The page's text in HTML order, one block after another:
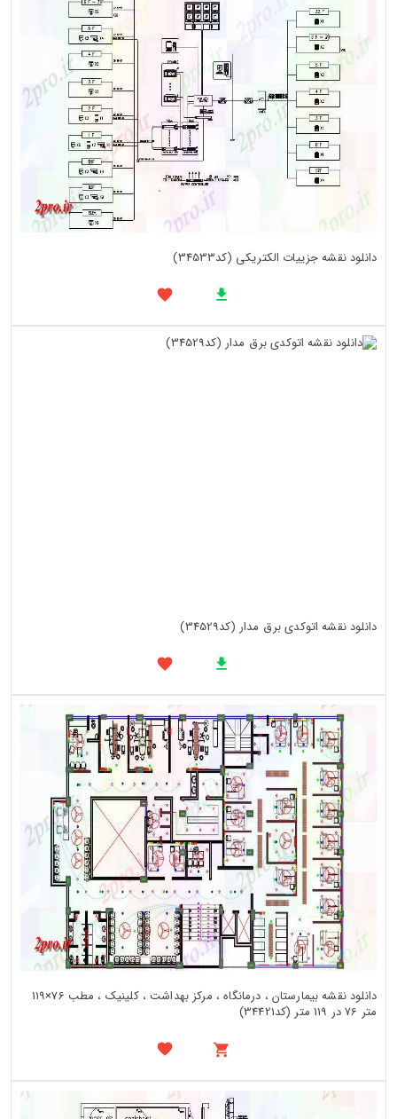
دانلود نقشه جزییات الکتریکی (کد34533)
دانلود نقشه اتوکدی برق مدار (کد34529)
دانلود نقشه بیمارستان ، درمانگاه ، مرکز بهداشت ، کلینیک ، مطب 76×119
متر 76 در 119 متر (کد34421)